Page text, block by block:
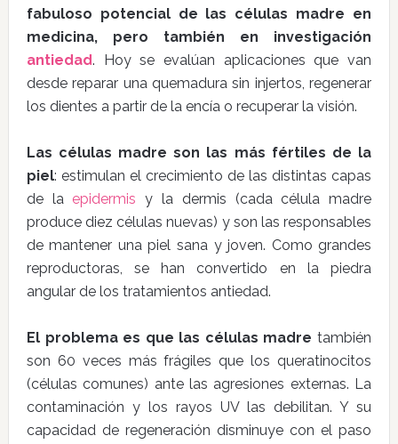
fabuloso potencial de las células madre en
medicina, pero también en investigación
antiedad. Hoy se evalúan aplicaciones que van
desde reparar una quemadura sin injertos, regenerar
los dientes a partir de la encía o recuperar la visión.
Las células madre son las más fértiles de la
piel: estimulan el crecimiento de las distintas capas
de la epidermis y la dermis (cada célula madre
produce diez células nuevas) y son las responsables
de mantener una piel sana y joven. Como grandes
reproductoras, se han convertido en la piedra
angular de los tratamientos antiedad.
El problema es que las células madre también
son 60 veces más frágiles que los queratinocitos
(células comunes) ante las agresiones externas. La
contaminación y los rayos UV las debilitan. Y su
capacidad de regeneración disminuye con el paso